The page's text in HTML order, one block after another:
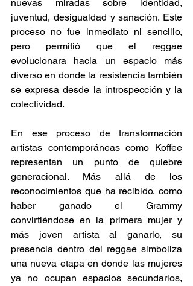
nuevas miradas sobre identidad,
juventud, desigualdad y sanación. Este
proceso no fue inmediato ni sencillo,
pero permitió que el reggae
evolucionara hacia un espacio más
diverso en donde la resistencia también
se expresa desde la introspección y la
colectividad.
En ese proceso de transformación
artistas contemporáneas como Koffee
representan un punto de quiebre
generacional. Más allá de los
reconocimientos que ha recibido, como
haber ganado el Grammy
convirtiéndose en la primera mujer y
más joven artista al ganarlo, su
presencia dentro del reggae simboliza
una nueva etapa en donde las mujeres
ya no ocupan espacios secundarios,